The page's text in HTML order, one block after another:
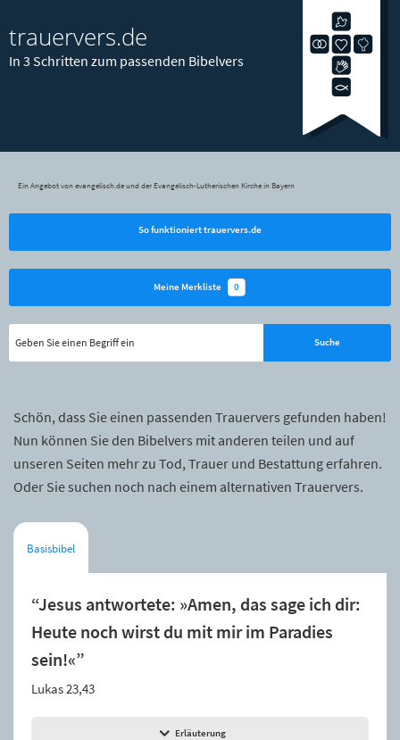
trauervers.de
In 3 Schritten zum passenden Bibelvers
Ein Angebot von evangelisch.de und der Evangelisch-Lutherischen Kirche in Bayern
So funktioniert trauervers.de
Meine Merkliste 0
Schön, dass Sie einen passenden Trauervers gefunden haben!
Nun können Sie den Bibelvers mit anderen teilen und auf
unseren Seiten mehr zu Tod, Trauer und Bestattung erfahren.
Oder Sie suchen noch nach einem alternativen Trauervers.
Basisbibel
“Jesus antwortete: »Amen, das sage ich dir:
Heute noch wirst du mit mir im Paradies
sein!«”
Lukas 23,43
Erläuterung